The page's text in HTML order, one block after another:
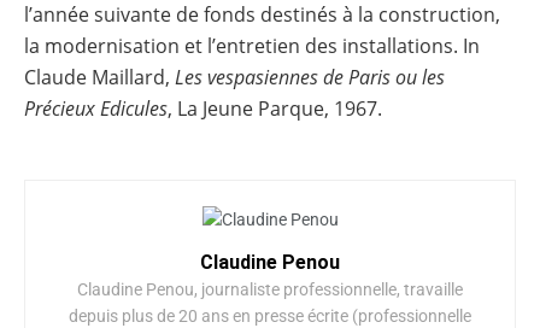
l’année suivante de fonds destinés à la construction,
la modernisation et l’entretien des installations. In
Claude Maillard, Les vespasiennes de Paris ou les
Précieux Edicules, La Jeune Parque, 1967.
Claudine Penou
Claudine Penou, journaliste professionnelle, travaille
depuis plus de 20 ans en presse écrite (professionnelle